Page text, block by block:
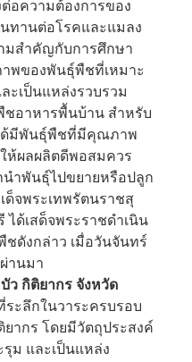
อความต้องการของ
ทานต่อโรคและแมลง
มสำคัญกับการศึกษา
พของพันธุ์พืชที่เหมาะ
ะเป็นแหล่งรวบรวม
ชอาหารพื้นบ้าน สำหรับ
ด้มีพันธุ์พืชที่มีคุณภาพ
ห้ผลผลิตดีพอสมควร
นำพันธุ์ไปขยายหรือปลูก
ด็จพระเทพรัตนราชสุ
ได้เสด็จพระราชดำเนิน
ดังกล่าว เมื่อวันจันทร์
านมา
ว กิติยากร จังหวัด
ระลึกในวาระครบรอบ
ากร โดยมีวัตถุประสงค์
รุม และเป็นแหล่ง